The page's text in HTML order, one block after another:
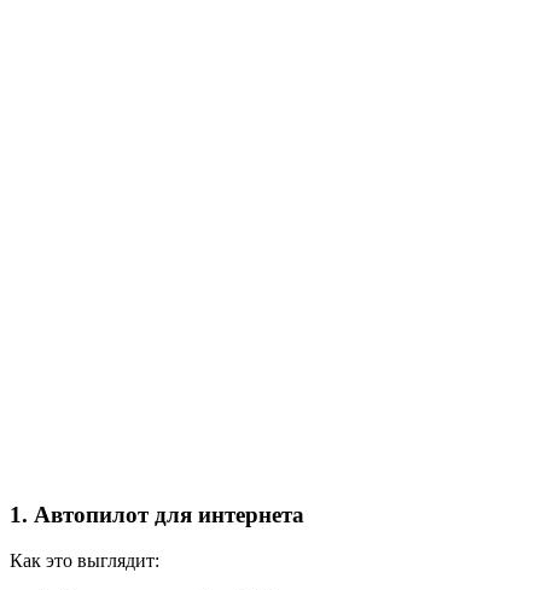
1. Автопилот для интернета
Как это выглядит: